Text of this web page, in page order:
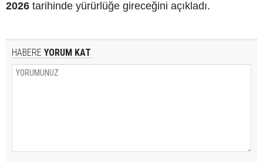
2026 tarihinde yürürlüğe gireceğini açıkladı.
HABERE YORUM KAT